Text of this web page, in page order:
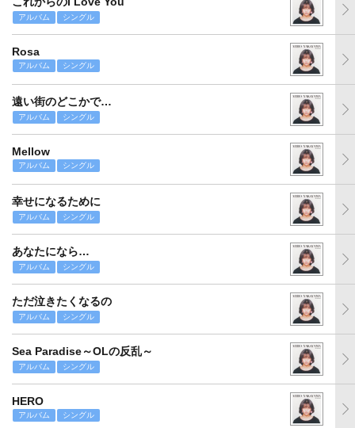
アルバム シングル
Rosa
アルバム シングル
遠い街のどこかで…
アルバム シングル
Mellow
アルバム シングル
幸せになるために
アルバム シングル
あなたになら…
アルバム シングル
ただ泣きたくなるの
アルバム シングル
Sea Paradise～OLの反乱～
アルバム シングル
HERO
アルバム シングル